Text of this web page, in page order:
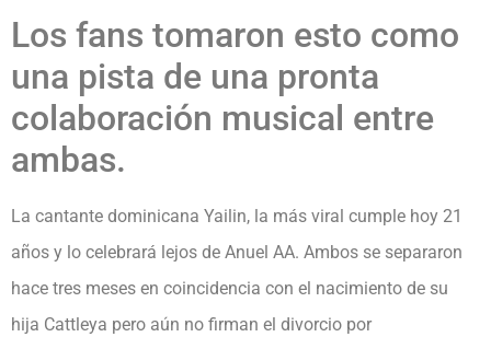
Los fans tomaron esto como
una pista de una pronta
colaboración musical entre
ambas.
La cantante dominicana Yailin, la más viral cumple hoy 21
años y lo celebrará lejos de Anuel AA. Ambos se separaron
hace tres meses en coincidencia con el nacimiento de su
hija Cattleya pero aún no firman el divorcio por